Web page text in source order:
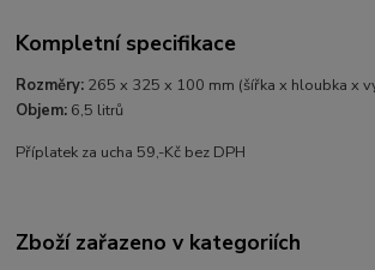
Kompletní specifikace
Rozměry: 265 x 325 x 100 mm (šířka x hloubka x
Objem: 6,5 litrů
Příplatek za ucha 59,-Kč bez DPH
Zboží zařazeno v kategoriích